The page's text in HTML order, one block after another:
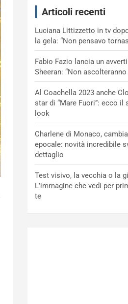
Articoli recenti
Luciana Littizzetto in tv
la gela: “Non pensavo
Fabio Fazio lancia un
Sheeran: “Non
Al Coachella 2023 anche
star di “Mare Fuori”: ecco
look
Charlene di Monaco,
epocale: novità incredibile
dettaglio
Test visivo, la vecchia o la
L’immagine che vedi per
te